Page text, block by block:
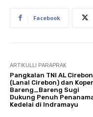
Facebook
ARTIKULLI PARAPRAK
Pangkalan TNI AL Cirebon
(Lanal Cirebon) dan
Bareng_Bareng Sugi
Dukung Penuh
Kedelai di Indramayu